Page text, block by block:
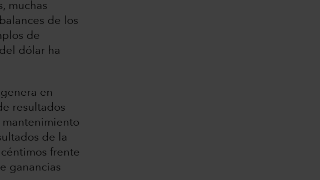
muchas
de los
de
dólar ha
en
resultados
mantenimiento
de la
frente
ganancias